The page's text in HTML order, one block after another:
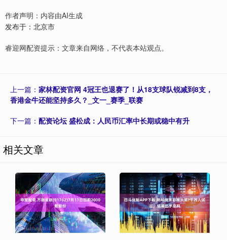
作者声明：内容由AI生成
发布于：北京市
睿迎网配资提示：文章来自网络，不代表本站观点。
上一篇： 家林配资官网 4冠王也退赛了！从18支球队锐减到8支，
香港金牛还能坚持多久？_文一_赛季_联赛
下一篇： 配资论坛 盛松成：人民币汇率中长期或稳中有升
相关文章